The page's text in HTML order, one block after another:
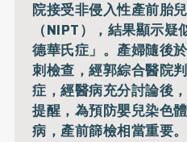
院接受非侵入性產前胎
（NIPT），結果顯示
德華氏症」。產婦隨後
刺檢查，經郭綜合醫院
症，經醫病充分討論後
提醒，為預防嬰兒染色
病，產前篩檢相當重要。